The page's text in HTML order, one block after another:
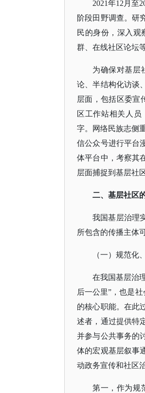
2021年12月至
阶段田野调查。研
民的身份，深入观
群、在线社区论坛
为确保对基层
论、半结构化访谈
层面，包括区委宣
区工作站相关人员
字。网络民族志侧
信公众号进行平台
体平台中，考察其
层面捕捉到基层社
二、 基层社区
我国基层治理
所包含的传播主体
（一）规范化
在我国基层治
后一公里”，也是
的核心职能。在此
述者，通过提供特
并参与公共事务的
体的宏观基层叙事
动政务宣传和社区
第一，作为规